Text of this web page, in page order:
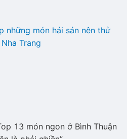
những món hải sản nên thử
Trang
13 món ngon ở Bình Thuận